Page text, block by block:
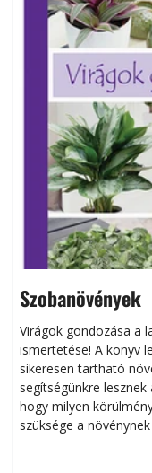
Szobanövények
Virágok gondozása a
ismertetése! A könyv
sikeresen tart­ha­tó
segítségünkre
hogy milyen
szüksége a